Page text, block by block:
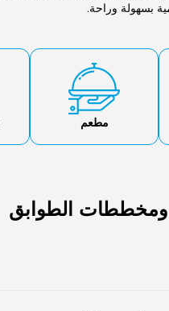
بسهولة وراحة.
مطعم
ومخططات الطوابق